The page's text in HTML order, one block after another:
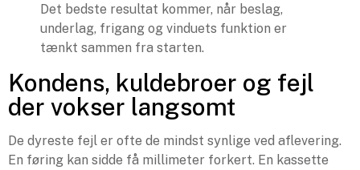
Det bedste resultat kommer, når beslag,
underlag, frigang og vinduets funktion er
tænkt sammen fra starten.
Kondens, kuldebroer og fejl
der vokser langsomt
De dyreste fejl er ofte de mindst synlige ved aflevering.
En føring kan sidde få millimeter forkert. En kassette